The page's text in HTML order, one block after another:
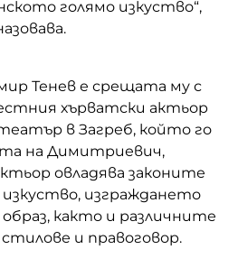
голямо изкуство“,
Тенев е срещата му с
хърватски актьор
в Загреб, който го
на Димитриевич,
овладява законите
изграждането
както и различните
и правоговор.